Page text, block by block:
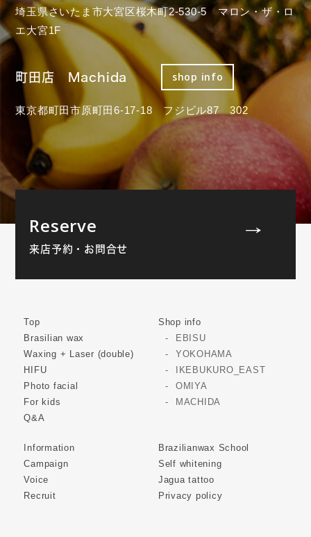
埼玉県さいたま市大宮区桜木町2-530-5 マロン・ザ・ロ
エ大宮1F
町田店 Machida shop info
東京都町田市原町田6-17-18 フジビル87 302
Reserve
来店予約・お問合せ
Top
Brasilian wax
Waxing + Laser (double)
HIFU
Photo facial
For kids
Q&A
Shop info
EBISU
YOKOHAMA
IKEBUKURO_EAST
OMIYA
MACHIDA
Information
Campaign
Voice
Recruit
Brazilianwax School
Self whitening
Jagua tattoo
Privacy policy